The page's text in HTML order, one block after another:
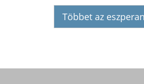
Többet az